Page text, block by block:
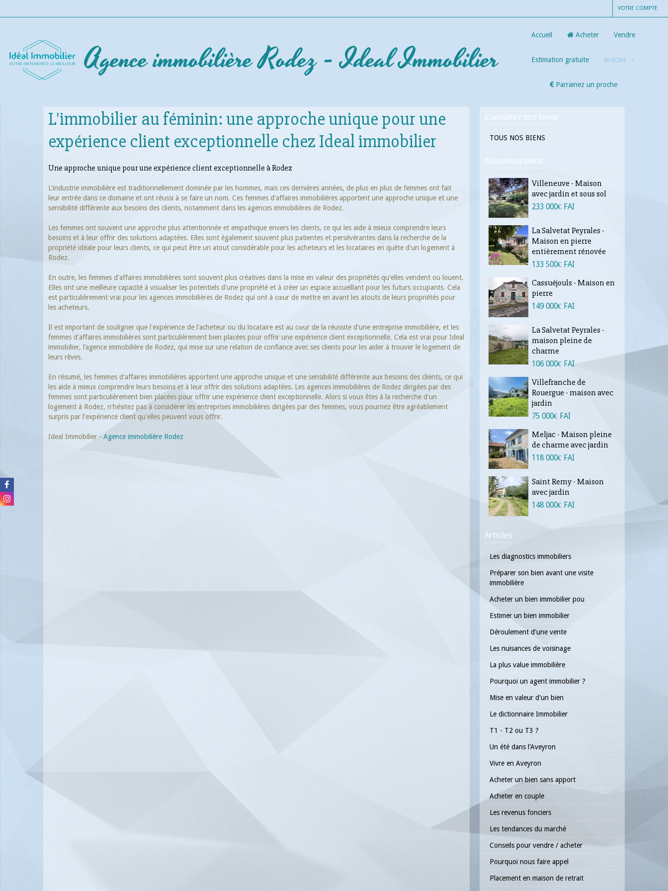
Agence immobilière Rodez - Ideal Immobilier
Accueil Acheter Vendre
Estimation gratuite Articles
Parrainez un proche
VOTRE COMPTE
L'immobilier au féminin: une approche unique pour une
expérience client exceptionnelle chez Ideal immobilier
Une approche unique pour une expérience client exceptionnelle à Rodez
L'industrie immobilière est traditionnellement dominée par les hommes, mais ces dernières années, de plus en plus de femmes ont fait
leur entrée dans ce domaine et ont réussi à se faire un nom. Ces femmes d'affaires immobilières apportent une approche unique et une
sensibilité différente aux besoins des clients, notamment dans les agences immobilières de Rodez.
Les femmes ont souvent une approche plus attentionnée et empathique envers les clients, ce qui les aide à mieux comprendre leurs
besoins et à leur offrir des solutions adaptées. Elles sont également souvent plus patientes et persévérantes dans la recherche de la
propriété idéale pour leurs clients, ce qui peut être un atout considérable pour les acheteurs et les locataires en quête d'un logement à
Rodez.
En outre, les femmes d'affaires immobilières sont souvent plus créatives dans la mise en valeur des propriétés qu'elles vendent ou louent.
Elles ont une meilleure capacité à visualiser les potentiels d'une propriété et à créer un espace accueillant pour les futurs occupants. Cela
est particulièrement vrai pour les agences immobilières de Rodez qui ont à cœur de mettre en avant les atouts de leurs propriétés pour
les acheteurs.
Il est important de souligner que l'expérience de l'acheteur ou du locataire est au cœur de la réussite d'une entreprise immobilière, et les
femmes d'affaires immobilières sont particulièrement bien placées pour offrir une expérience client exceptionnelle. Cela est vrai pour Ideal
immobilier, l’agence immobilière de Rodez, qui mise sur une relation de confiance avec ses clients pour les aider à trouver le logement de
leurs rêves.
En résumé, les femmes d'affaires immobilières apportent une approche unique et une sensibilité différente aux besoins des clients, ce qui
les aide à mieux comprendre leurs besoins et à leur offrir des solutions adaptées. Les agences immobilières de Rodez dirigées par des
femmes sont particulièrement bien placées pour offrir une expérience client exceptionnelle. Alors si vous êtes à la recherche d'un
logement à Rodez, n'hésitez pas à considérer les entreprises immobilières dirigées par des femmes, vous pourriez être agréablement
surpris par l'expérience client qu'elles peuvent vous offrir.
Ideal Immobilier - Agence immobilière Rodez
Consultez nos biens
TOUS NOS BIENS
Nouveaux biens
Villeneuve - Maison
avec jardin et sous sol
233 000€ FAI
La Salvetat Peyrales -
Maison en pierre
entièrement rénovée
133 500€ FAI
Cassuéjouls - Maison en
pierre
149 000€ FAI
La Salvetat Peyrales -
maison pleine de
charme
106 000€ FAI
Villefranche de
Rouergue - maison avec
jardin
75 000€ FAI
Meljac - Maison pleine
de charme avec jardin
118 000€ FAI
Saint Remy - Maison
avec jardin
148 000€ FAI
Articles
Les diagnostics immobiliers
Préparer son bien avant une visite
immobilière
Acheter un bien immobilier pou
Estimer un bien immobilier
Déroulement d'une vente
Les nuisances de voisinage
La plus value immobilière
Pourquoi un agent immobilier ?
Mise en valeur d'un bien
Le dictionnaire Immobilier
T1 - T2 ou T3 ?
Un été dans l'Aveyron
Vivre en Aveyron
Acheter un bien sans apport
Acheter en couple
Les revenus fonciers
Les tendances du marché
Conseils pour vendre / acheter
Pourquoi nous faire appel
Placement en maison de retrait